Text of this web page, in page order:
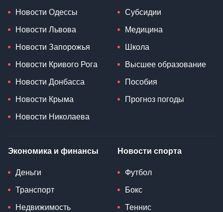
Новости Одессы
Новости Львова
Новости Запорожья
Новости Кривого Рога
Новости Донбасса
Новости Крыма
Новости Николаева
Субсидии
Медицина
Школа
Высшее образование
Пособия
Прогноз погоды
Экономика и финансы
Деньги
Транспорт
Недвижимость
Новости спорта
Футбол
Бокс
Теннис